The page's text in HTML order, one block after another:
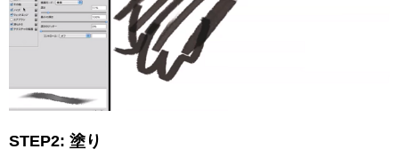
STEP2: 塗り